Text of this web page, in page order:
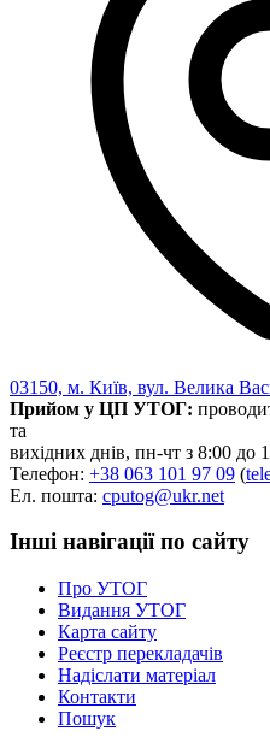
03150, м. Київ, вул. Велика
Прийом у ЦП УТОГ:
та
вихідних днів, пн-чт з 8:00 до
Телефон: +38 063 101 97 09 (
Ел. пошта: cputog@ukr.net
Інші навігації по сайту
Про УТОГ
Видання УТОГ
Карта сайту
Реєстр перекладачів
Надіслати матеріал
Контакти
Пошук